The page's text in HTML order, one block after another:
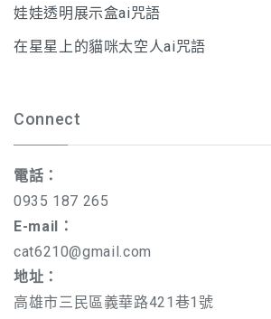
娃娃透明展示盒ai咒語
在星星上的貓咪太空人ai咒語
Connect
電話：
0935 187 265
E-mail：
cat6210@gmail.com
地址：
高雄市三民區義華路421巷1號